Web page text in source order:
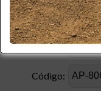
RUT:
Producto:
Código: